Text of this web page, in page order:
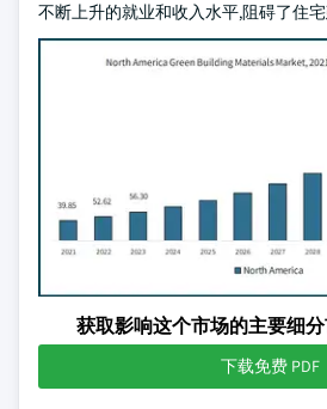
不断上升的就业和收入水平,阻碍了住宅
获取影响这个市场的主要细
下载免费 PDF